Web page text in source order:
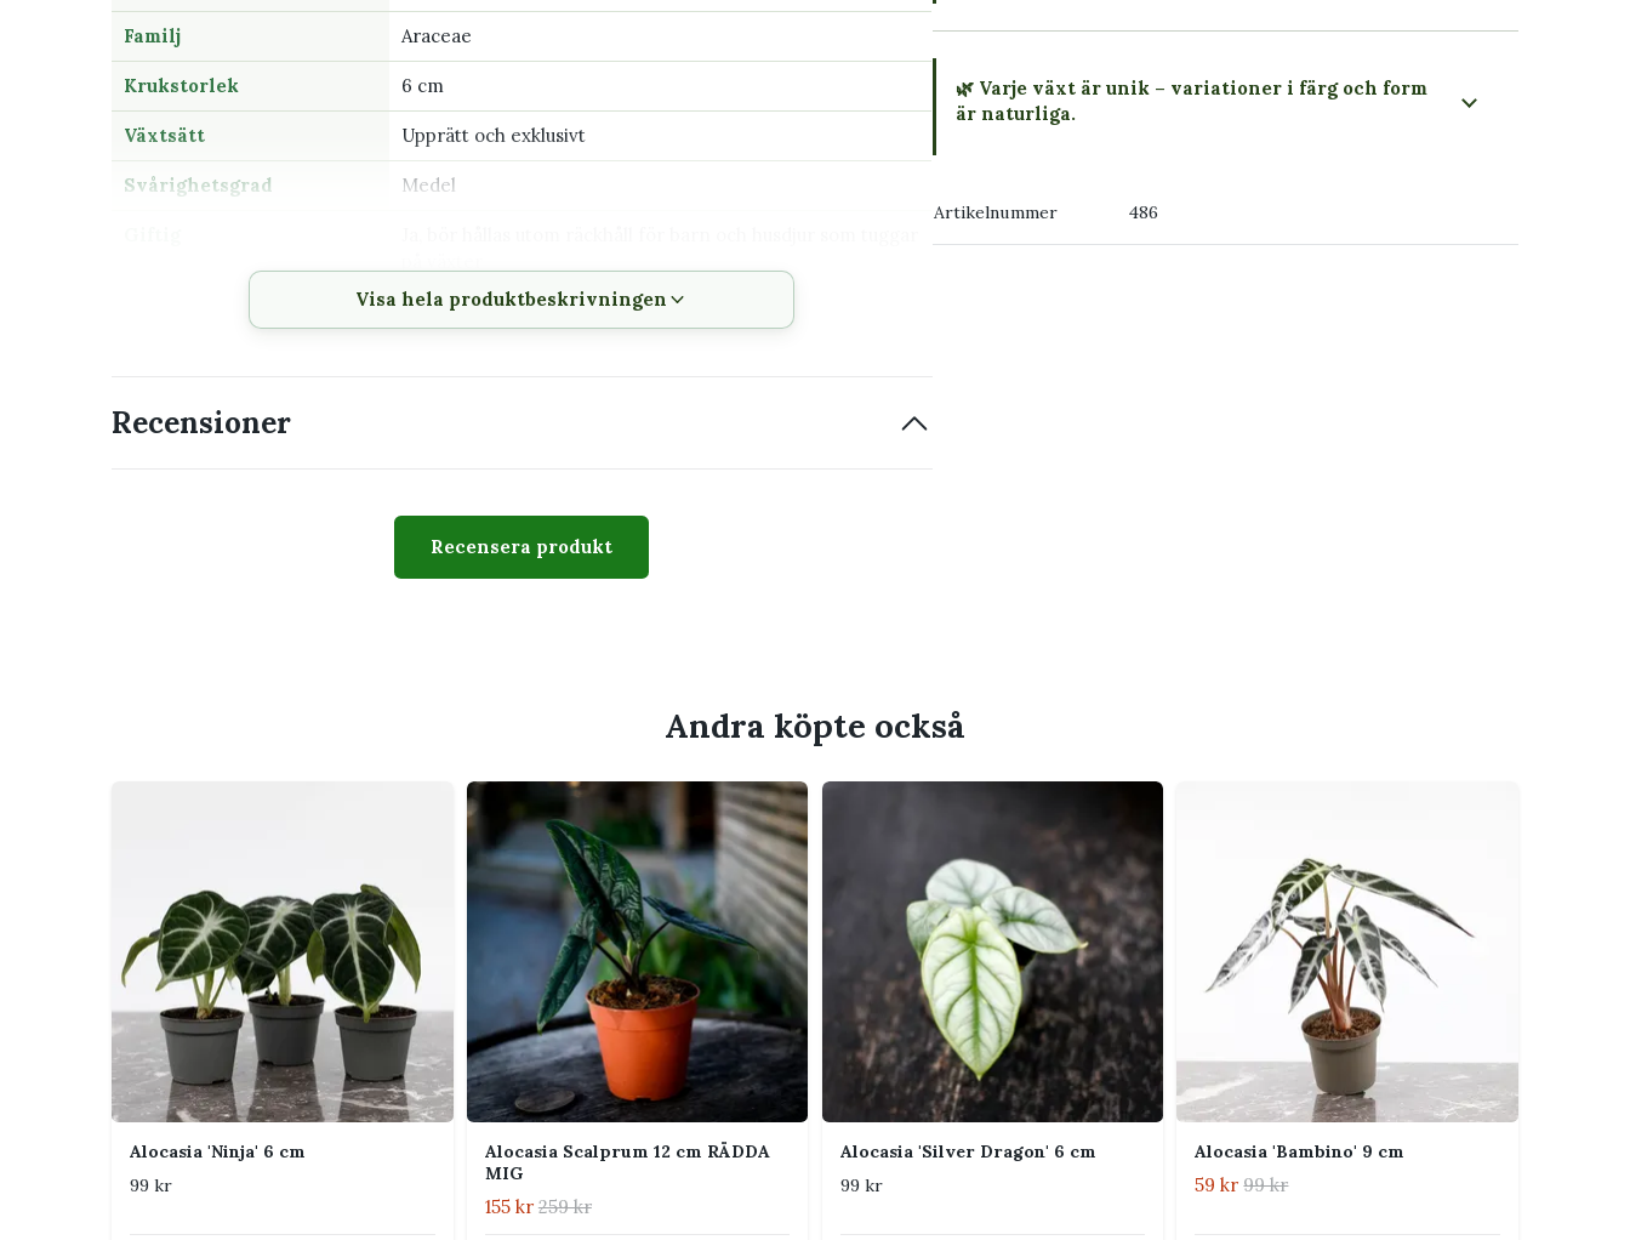
Familj Araceae
Krukstorlek 6 cm
Växtsätt Upprätt och exklusivt
Svårighetsgrad Medel
Växtskåp eller plats med högre luftfuktighet
En minikruka anpassad för 6 cm innerkruka
Samlare av variegerade växter
krämfärgade partier. Bladen sitter på tydliga bladskaft och skapar ett upprätt och exklusivt
Ljus
Ljust, indirekt ljus utan stark middagssol. Den behöver ett
ljust läge för att behålla variegeringen, men de vita
partierna är känsliga för stark sol.
Vattning
Vattna när de översta 2–3 cm av jorden har torkat. Jorden
får gärna vara lätt fuktig men aldrig blöt under längre tid.
Jord
Luftig, fukthållande och väldränerad jord. Alocasia trivs
särskilt bra i en blandning anpassad för känsliga tropiska
Gärna högre än normal rumsluft. Undvik torr
Visa hela produktbeskrivningen
Recensioner
Recensera produkt
🌿 Varje växt är unik – variationer i färg och form
är naturliga.
→ Kontakta oss
Artikelnummer 486
Andra köpte också
Alocasia 'Ninja' 6 cm
99 kr
Alocasia Scalprum 12 cm RÄDDA
MIG
155 kr 259 kr
Alocasia 'Silver Dragon' 6 cm
99 kr
Alocasia 'Bambino' 9 cm
59 kr 99 kr